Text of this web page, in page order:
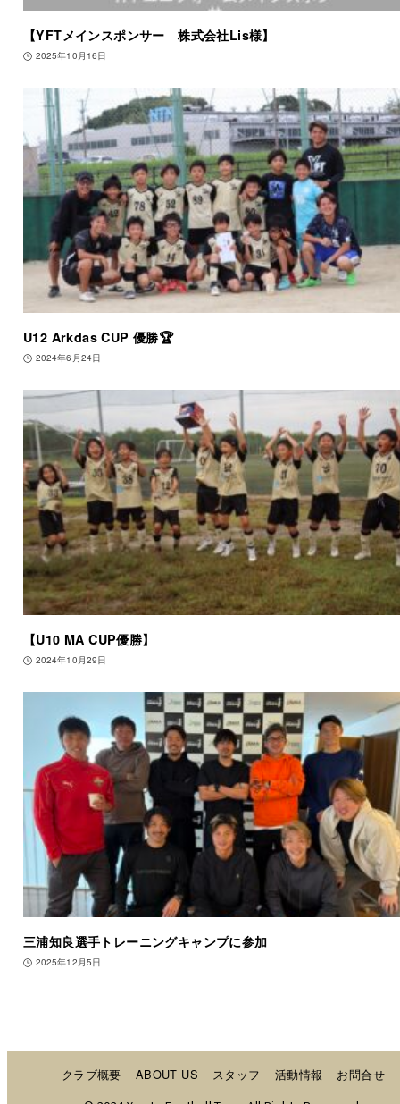
【YFTメインスポンサー 株式会社Lis様】
2025年10月16日
U12 Arkdas CUP 優勝🏆
2024年6月24日
【U10 MA CUP優勝】
2024年10月29日
三浦知良選手トレーニングキャンプに参加
2025年12月5日
クラブ概要 ABOUT US スタッフ 活動情報
お問合せ